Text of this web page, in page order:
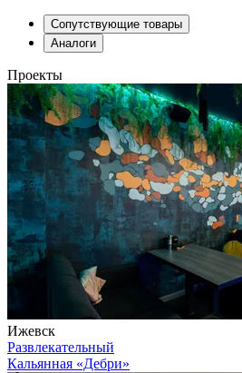
Сопутствующие товары
Аналоги
Проекты
Ижевск
Развлекательный
Кальянная «Дебри»